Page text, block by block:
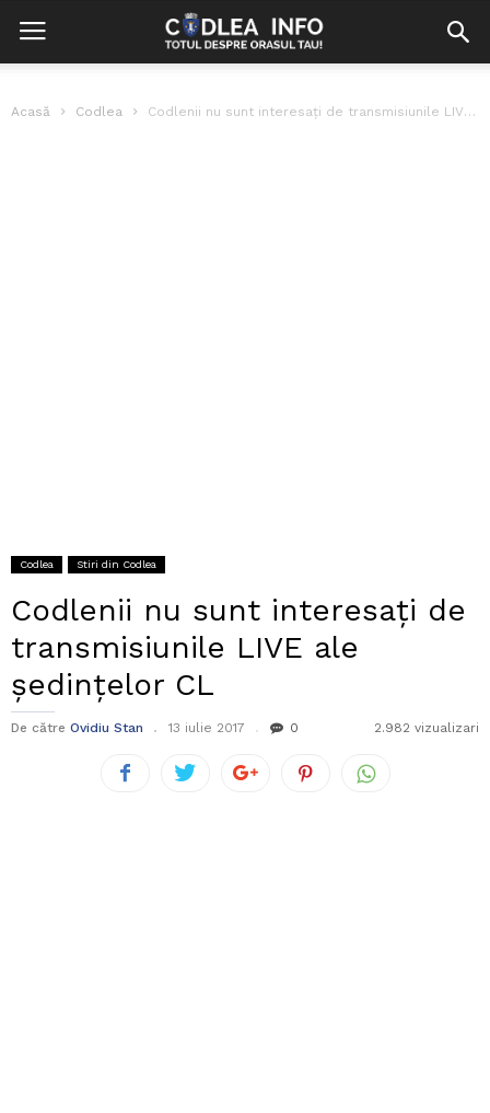
Acasă Codlea Codlenii nu sunt interesați de transmisiunile LIVE ale ședințelor CL
Codlea Stiri din Codlea
Codlenii nu sunt interesați de
transmisiunile LIVE ale
ședințelor CL
De către Ovidiu Stan 13 iulie 2017 0 2.982 vizualizari